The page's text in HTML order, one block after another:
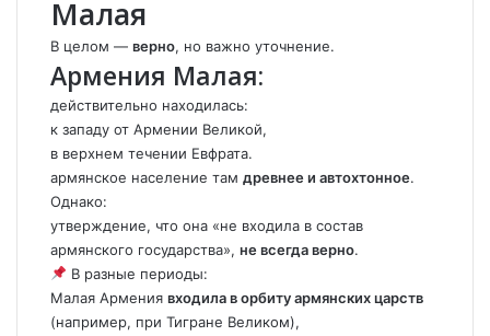
Малая
В целом — верно, но важно уточнение.
Армения Малая:
действительно находилась:
к западу от Армении Великой,
в верхнем течении Евфрата.
армянское население там древнее и автохтонное.
Однако:
утверждение, что она «не входила в состав
армянского государства», не всегда верно.
В разные периоды:
Малая Армения входила в орбиту армянских царств
(например, при Тигране Великом),